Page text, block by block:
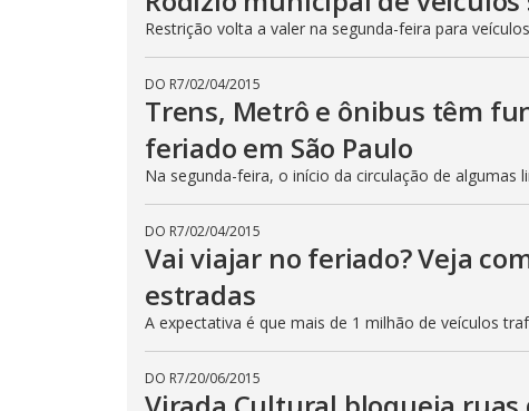
Restrição volta a valer na segunda-feira para
DO R7/02/04/2015
Trens, Metrô e ônibus têm
feriado em São Paulo
Na segunda-feira, o início da circulação de algumas
DO R7/02/04/2015
Vai viajar no feriado? Veja
estradas
A expectativa é que mais de 1 milhão de veículos
DO R7/20/06/2015